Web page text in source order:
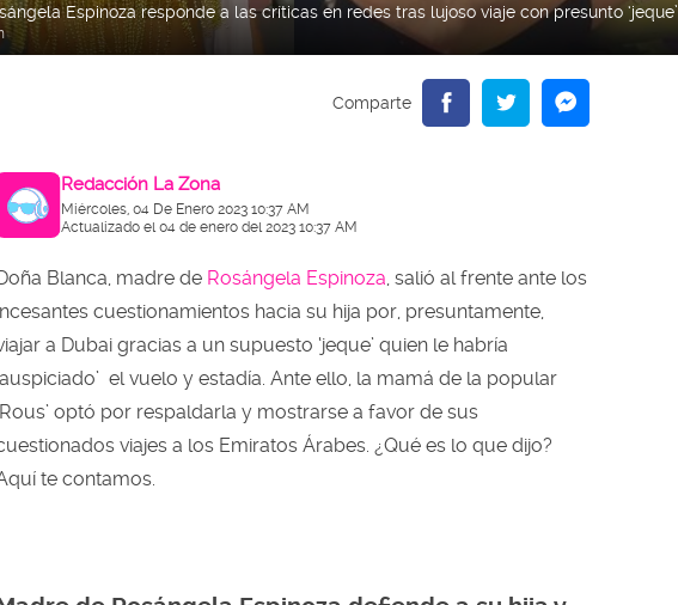
Espinoza responde a las críticas en redes tras lujoso viaje con presunto ‘jeque’
Redacción La Zona
Miércoles, 04 De Enero 2023 10:37 AM
Actualizado el 04 de enero del 2023 10:37 AM
Blanca, madre de Rosángela Espinoza , salió al frente ante los
cuestionamientos hacia su hija por, presuntamente,
a Dubai gracias a un supuesto ‘jeque’ quien le habría
el vuelo y estadía. Ante ello, la mamá de la popular
optó por respaldarla y mostrarse a favor de sus
viajes a los Emiratos Árabes. ¿Qué es lo que dijo?
te contamos.